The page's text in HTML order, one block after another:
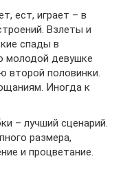
ест, играет – в
Взлеты и
спады в
молодой девушке
второй половинки.
Иногда к
– лучший сценарий.
размера,
и процветание.